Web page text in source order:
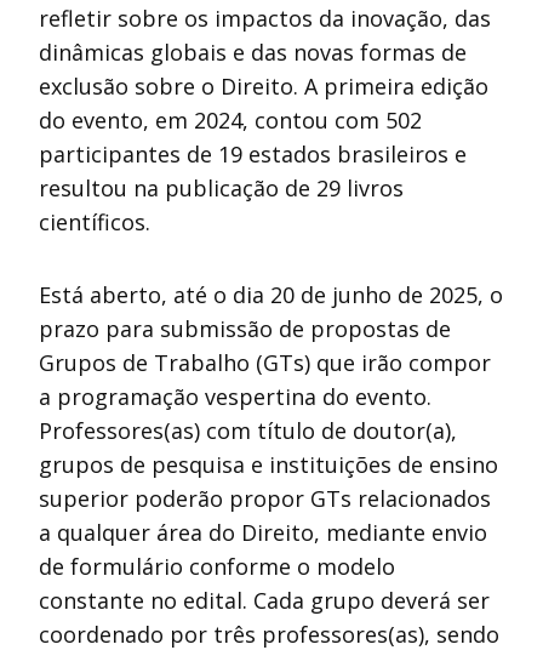
refletir sobre os impactos da inovação, das
dinâmicas globais e das novas formas de
exclusão sobre o Direito. A primeira edição
do evento, em 2024, contou com 502
participantes de 19 estados brasileiros e
resultou na publicação de 29 livros
científicos.
Está aberto, até o dia 20 de junho de 2025, o
prazo para submissão de propostas de
Grupos de Trabalho (GTs) que irão compor
a programação vespertina do evento.
Professores(as) com título de doutor(a),
grupos de pesquisa e instituições de ensino
superior poderão propor GTs relacionados
a qualquer área do Direito, mediante envio
de formulário conforme o modelo
constante no edital. Cada grupo deverá ser
coordenado por três professores(as), sendo